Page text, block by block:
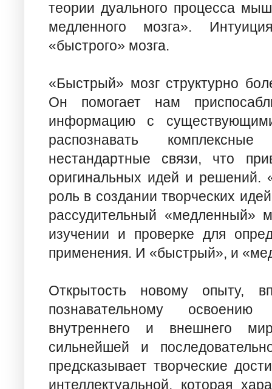
теории дуального процесса
медленного мозга».
«быстрого» мозга.
«Быстрый» мозг структурно
Он помогает нам
информацию с
распознавать
нестандартные связи, что
оригинальных идей и решений.
роль в создании творческих
рассудительный «медленный»
изучении и проверке для
применения. И «быстрый», и
Открытость новому опыту,
познавательному
внутреннего и внешнего
сильнейшей и
предсказывает творческие
интеллектуальной, которая